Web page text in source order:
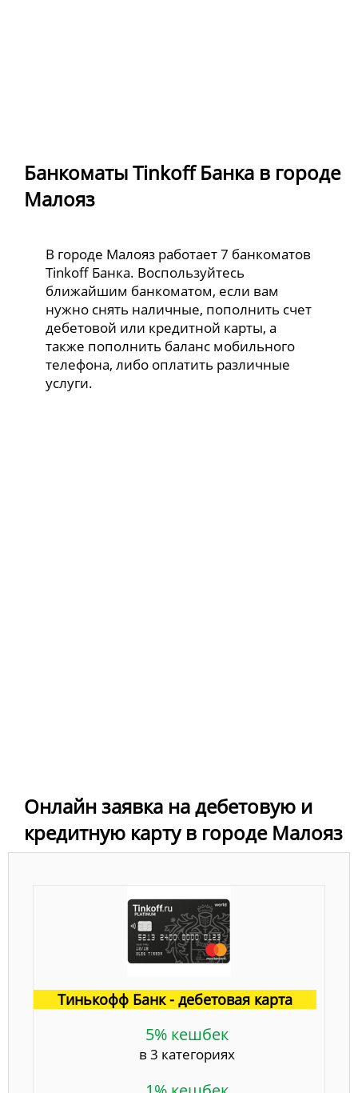
Банкоматы Tinkoff Банка в городе
Малояз
В городе Малояз работает 7 банкоматов
Tinkoff Банка. Воспользуйтесь
ближайшим банкоматом, если вам
нужно снять наличные, пополнить счет
дебетовой или кредитной карты, а
также пополнить баланс мобильного
телефона, либо оплатить различные
услуги.
Онлайн заявка на дебетовую и
кредитную карту в городе Малояз
Тинькофф Банк - дебетовая карта
5% кешбек
в 3 категориях